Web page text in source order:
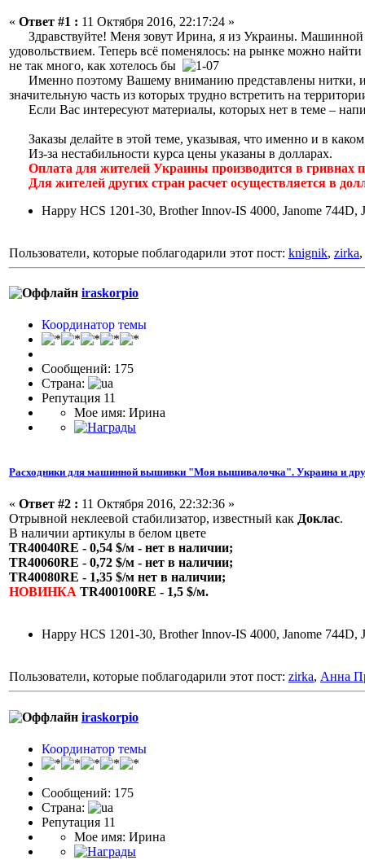
« Ответ #1 : 11 Октября 2016, 22:17:24 »
Здравствуйте! Меня зовут Ирина, я из Украины. Машинной
удовольствием. Теперь всё поменялось: на рынке можно
не так много, как хотелось бы
Именно поэтому Вашему вниманию представлены нитки,
значительную часть из которых трудно встретить на
Если Вас интересуют материалы, которых нет в теме –
Заказы делайте в этой теме, указывая, что именно и в каком
Из-за нестабильности курса цены указаны в долларах.
Оплата для жителей Украины производится в гривнах
Для жителей других стран расчет осуществляется в
Happy HCS 1201-30, Brother Innov-IS 4000, Janome 744D,
Пользователи, которые поблагодарили этот пост: knignik, zirka,
iraskorpio
Координатор темы
Сообщений: 175
Страна:
Репутация 11
Мое имя: Ирина
Расходники для машинной вышивки "Моя вышивалочка". Украина и
« Ответ #2 : 11 Октября 2016, 22:32:36 »
Отрывной неклеевой стабилизатор, известный как Доклас.
В наличии артикулы в белом цвете
TR40040RE - 0,54 $/м - нет в наличии;
TR40060RE - 0,72 $/м - нет в наличии;
TR40080RE - 1,35 $/м нет в наличии;
НОВИНКА TR400100RE - 1,5 $/м.
Happy HCS 1201-30, Brother Innov-IS 4000, Janome 744D,
Пользователи, которые поблагодарили этот пост: zirka, Анна
iraskorpio
Координатор темы
Сообщений: 175
Страна:
Репутация 11
Мое имя: Ирина